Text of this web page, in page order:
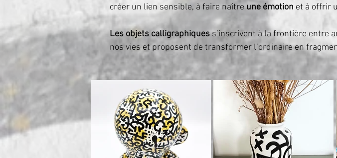
créer un lien sensible, à faire naître une émotion et à offrir
Les objets calligraphiquess’inscrivent à la frontière entre
nos vies et proposent de transformer l’ordinaire en